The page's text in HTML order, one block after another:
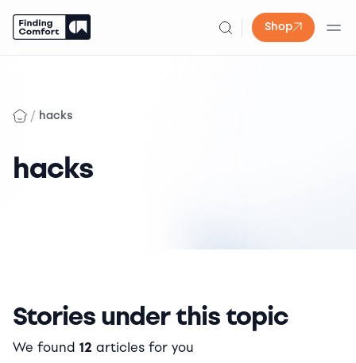
Shop
/ hacks
hacks
Stories under this topic
We found 12 articles for you